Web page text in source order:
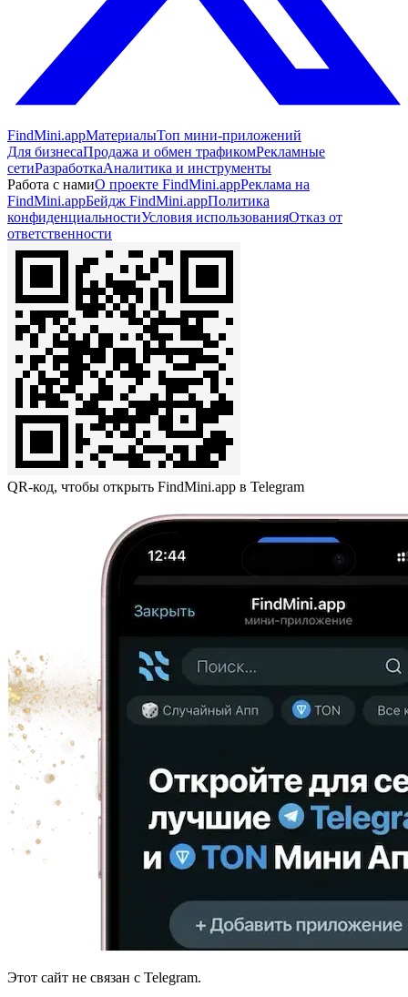
FindMini.appМатериалыТоп мини-приложений
Для бизнесаПродажа и обмен трафикомРекламные
сетиРазработкаАналитика и инструменты
Работа с намиО проекте FindMini.appРеклама на
FindMini.appБейдж FindMini.appПолитика
конфиденциальностиУсловия использованияОтказ от
ответственности
QR-код, чтобы открыть FindMini.app в Telegram
Этот сайт не связан с Telegram.